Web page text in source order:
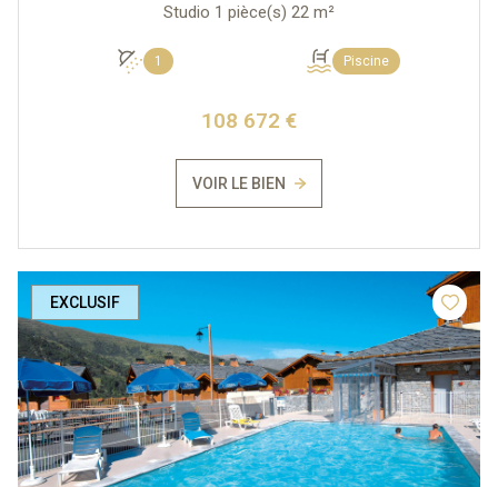
Studio 1 pièce(s) 22 m²
1 Piscine
108 672 €
VOIR LE BIEN
EXCLUSIF